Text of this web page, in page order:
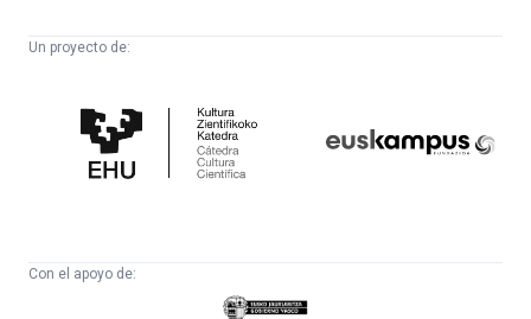
Un proyecto de:
Cultura
Científica
Con el apoyo de:
Eusko